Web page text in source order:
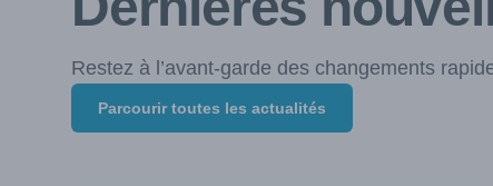
Restez à l’avant-garde des changements
Parcourir toutes les actualités